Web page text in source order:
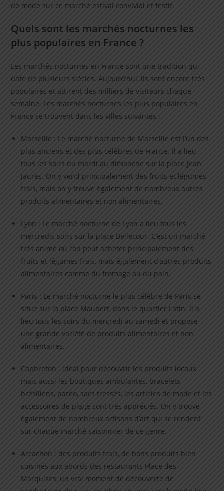
de mode sur ce marché estival convivial et festif.
Quels sont les marchés nocturnes les
plus populaires en France ?
Les marchés nocturnes en France sont une tradition qui
date de plusieurs siècles. Aujourd’hui, ils sont encore très
populaires et attirent des milliers de visiteurs chaque
semaine. Les marchés nocturnes les plus populaires en
France se trouvent dans les villes suivantes :
Marseille : Le marché nocturne de Marseille est l’un des
plus anciens et des plus célèbres de France. Il a lieu
tous les soirs du mardi au dimanche sur la place Jean
Jaurès. On y vend principalement des fruits et légumes
frais, mais on y trouve également de nombreux autres
produits alimentaires et non alimentaires.
Lyon : Le marché nocturne de Lyon a lieu tous les
mercredis soirs sur la place Bellecour. C’est un marché
très animé où l’on peut acheter principalement des
fruits et légumes frais, mais également d’autres produits
alimentaires comme du fromage ou du pain.
Paris : Le marché nocturne le plus célèbre de Paris se
situe sur la place Maubert, dans le quartier Latin. Il a
lieu tous les soirs du mercredi au samedi et propose
une grande variété de produits alimentaires et non
alimentaires.
Capbreton : idéal pour découvrir les produits locaux
mais aussi les boutiques ambulantes, bracelets
brésiliens, paréo, sacs tressés, les articles de mode et les
accessoires de plage sont très appréciés. On y trouve
également de nombreux artisans d’art qui se rendent
sur chaque marché saisonnier de ce genre.
Arcachon : des produits frais, de bons produits bien
cuisinés aux abords des restaurants Place des
Marquises, un vrai moment de découverte de